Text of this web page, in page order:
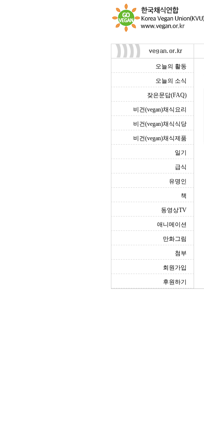
오늘의 활동
오늘의 소식
잦은문답(FAQ)
비건(vegan)채식요리
비건(vegan)채식식당
비건(vegan)채식제품
일기
급식
유명인
책
동영상TV
애니메이션
만화그림
첨부
회원가입
후원하기